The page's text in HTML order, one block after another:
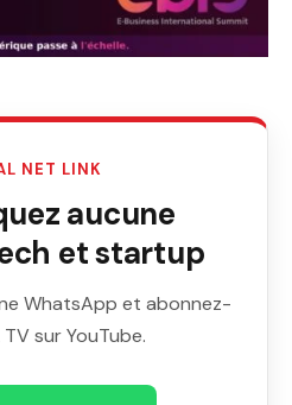
NET LINK
aucune
et startup
WhatsApp et abonnez-
sur YouTube.